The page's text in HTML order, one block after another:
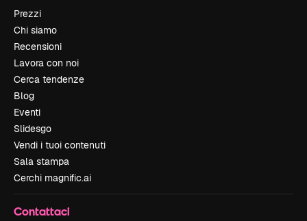
Prezzi
Chi siamo
Recensioni
Lavora con noi
Cerca tendenze
Blog
Eventi
Slidesgo
Vendi i tuoi contenuti
Sala stampa
Cerchi magnific.ai
Contattaci